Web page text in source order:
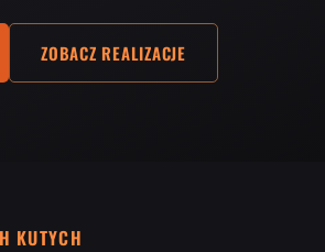
ZOBACZ REALIZACJE
KUTYCH